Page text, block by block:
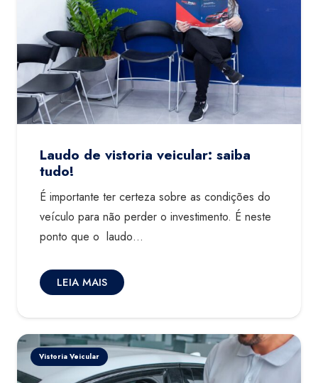
Laudo de vistoria veicular: saiba
tudo!
É importante ter certeza sobre as condições do
veículo para não perder o investimento. É neste
ponto que o laudo…
LEIA MAIS
Vistoria Veicular